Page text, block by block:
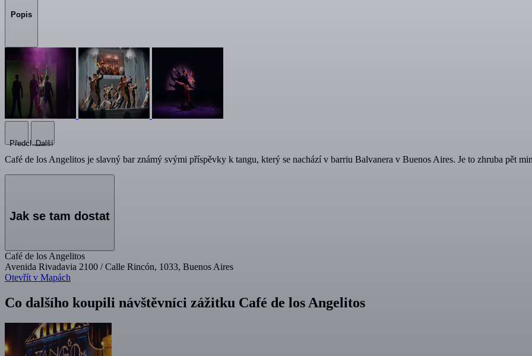
Popis
PředchozíDalší
Café de los Angelitos je slavný bar známý svými příspěvky k tangu, který se nachází v barriu Balvanera v Buenos Aires. Je to zhruba pět
Jak se tam dostat
Café de los Angelitos
Avenida Rivadavia 2100 / Calle Rincón, 1033, Buenos Aires
Otevřít v Mapách
Co dalšího koupili návštěvníci zážitku Café de los Angelitos